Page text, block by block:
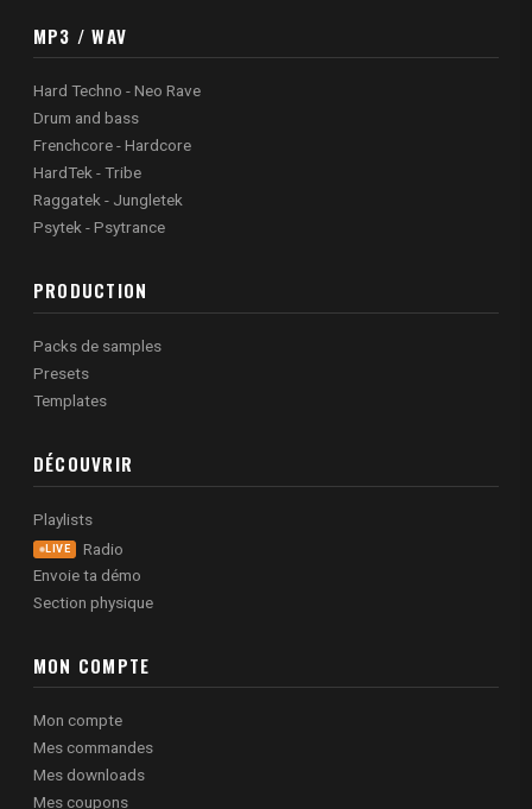
MP3 / WAV
Hard Techno - Neo Rave
Drum and bass
Frenchcore - Hardcore
HardTek - Tribe
Raggatek - Jungletek
Psytek - Psytrance
PRODUCTION
Packs de samples
Presets
Templates
DÉCOUVRIR
Playlists
LIVE
Radio
Envoie ta démo
Section physique
MON COMPTE
Mon compte
Mes commandes
Mes downloads
Mes coupons